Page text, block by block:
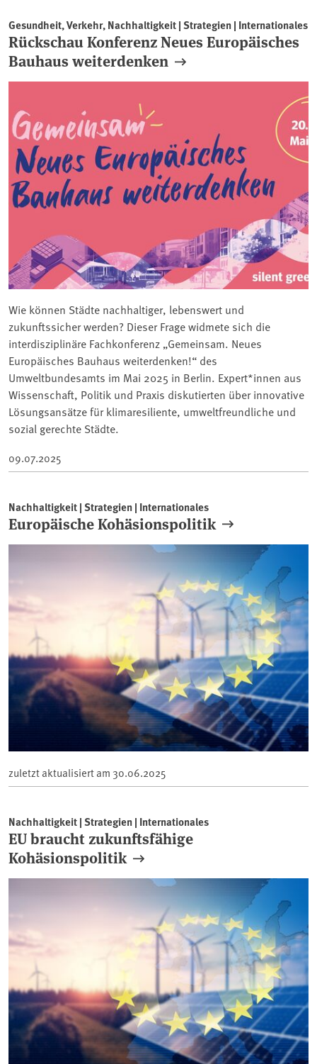
Gesundheit, Verkehr, Nachhaltigkeit | Strategien | Internationales
Rückschau Konferenz Neues Europäisches
Bauhaus weiterdenken
Wie können Städte nachhaltiger, lebenswert und
zukunftssicher werden? Dieser Frage widmete sich die
interdisziplinäre Fachkonferenz „Gemeinsam. Neues
Europäisches Bauhaus weiterdenken!“ des
Umweltbundesamts im Mai 2025 in Berlin. Expert*innen aus
Wissenschaft, Politik und Praxis diskutierten über innovative
Lösungsansätze für klimaresiliente, umweltfreundliche und
sozial gerechte Städte.
09.07.2025
Nachhaltigkeit | Strategien | Internationales
Europäische Kohäsionspolitik
zuletzt aktualisiert am 30.06.2025
Nachhaltigkeit | Strategien | Internationales
EU braucht zukunftsfähige
Kohäsionspolitik